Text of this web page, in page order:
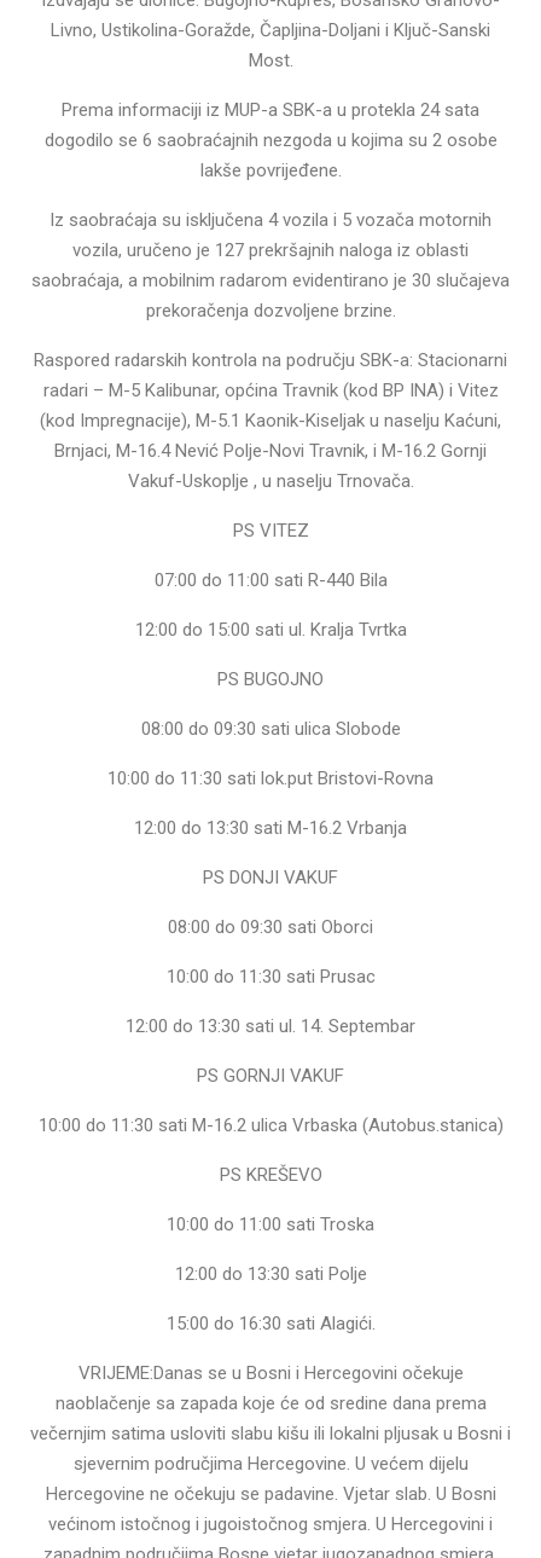
Livno, Ustikolina-Goražde, Čapljina-Doljani i Ključ-Sanski
Most.
Prema informaciji iz MUP-a SBK-a u protekla 24 sata
dogodilo se 6 saobraćajnih nezgoda u kojima su 2 osobe
lakše povrijeđene.
Iz saobraćaja su isključena 4 vozila i 5 vozača motornih
vozila, uručeno je 127 prekršajnih naloga iz oblasti
saobraćaja, a mobilnim radarom evidentirano je 30 slučajeva
prekoračenja dozvoljene brzine.
Raspored radarskih kontrola na području SBK-a: Stacionarni
radari – M-5 Kalibunar, općina Travnik (kod BP INA) i Vitez
(kod Impregnacije), M-5.1 Kaonik-Kiseljak u naselju Kaćuni,
Brnjaci, M-16.4 Nević Polje-Novi Travnik, i M-16.2 Gornji
Vakuf-Uskoplje , u naselju Trnovača.
PS VITEZ
07:00 do 11:00 sati R-440 Bila
12:00 do 15:00 sati ul. Kralja Tvrtka
PS BUGOJNO
08:00 do 09:30 sati ulica Slobode
10:00 do 11:30 sati lok.put Bristovi-Rovna
12:00 do 13:30 sati M-16.2 Vrbanja
PS DONJI VAKUF
08:00 do 09:30 sati Oborci
10:00 do 11:30 sati Prusac
12:00 do 13:30 sati ul. 14. Septembar
PS GORNJI VAKUF
10:00 do 11:30 sati M-16.2 ulica Vrbaska (Autobus.stanica)
PS KREŠEVO
10:00 do 11:00 sati Troska
12:00 do 13:30 sati Polje
15:00 do 16:30 sati Alagići.
VRIJEME:Danas se u Bosni i Hercegovini očekuje
naoblačenje sa zapada koje će od sredine dana prema
večernjim satima usloviti slabu kišu ili lokalni pljusak u Bosni i
sjevernim područjima Hercegovine. U većem dijelu
Hercegovine ne očekuju se padavine. Vjetar slab. U Bosni
većinom istočnog i jugoistočnog smjera. U Hercegovini i